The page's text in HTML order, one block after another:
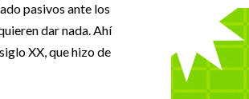
pasivos ante los
dar nada. Ahí
XX, que hizo de